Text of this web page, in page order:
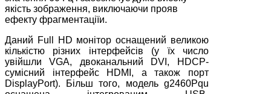
якість зображення, виключаючи прояв
ефекту фрагментаціїи.
Даний Full HD монітор оснащений великою
кількістю різних інтерфейсів (у їх число
увійшли VGA, двоканальний DVI, HDCP-
сумісний інтерфейс HDMI, а також порт
DisplayPort). Більш того, модель g2460Pqu